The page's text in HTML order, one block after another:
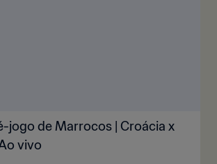
jogo de Marrocos | Croácia x
vivo